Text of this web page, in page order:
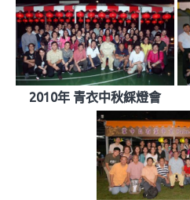
2010年 青衣中秋綵燈會